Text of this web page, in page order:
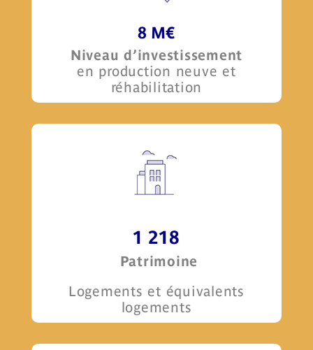
8 M€
Niveau d’investissement
en production neuve et
réhabilitation
1 218
Patrimoine
Logements et équivalents
logements